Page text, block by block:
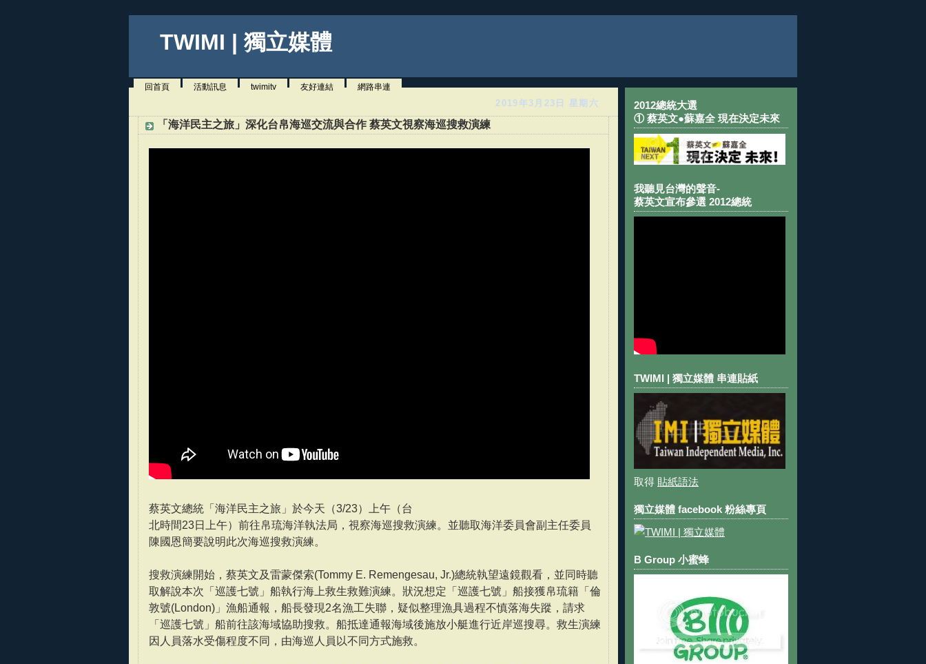
TWIMI | 獨立媒體
回首頁 活動訊息 twimitv 友好連結 網路串連
2019年3月23日 星期六
「海洋民主之旅」深化台帛海巡交流與合作 蔡英文視察海巡搜救演練
蔡英文總統「海洋民主之旅」於今天（3/23）上午（台
北時間23日上午）前往帛琉海洋執法局，視察海巡搜救演練。並聽取海洋委員會副主任委員
陳國恩簡要說明此次海巡搜救演練。
搜救演練開始，蔡英文及雷蒙傑索(Tommy E. Remengesau, Jr.)總統執望遠鏡觀看，並同時聽
取解說本次「巡護七號」船執行海上救生救難演練。狀況想定「巡護七號」船接獲帛琉籍「倫
敦號(London)」漁船通報，船長發現2名漁工失聯，疑似整理漁具過程不慎落海失蹤，請求
「巡護七號」船前往該海域協助搜救。船抵達通報海域後施放小艇進行近岸巡搜尋。救生演練
因人員落水受傷程度不同，由海巡人員以不同方式施救。
2012總統大選
① 蔡英文●蘇嘉全 現在決定未來
我聽見台灣的聲音-
蔡英文宣布參選 2012總統
TWIMI | 獨立媒體 串連貼紙
取得 貼紙語法
獨立媒體 facebook 粉絲專頁
B Group 小蜜蜂